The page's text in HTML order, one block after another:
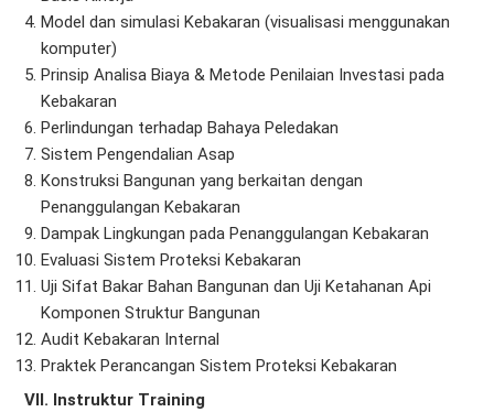
Model dan simulasi Kebakaran (visualisasi menggunakan
komputer)
Prinsip Analisa Biaya & Metode Penilaian Investasi pada
Kebakaran
Perlindungan terhadap Bahaya Peledakan
Sistem Pengendalian Asap
Konstruksi Bangunan yang berkaitan dengan
Penanggulangan Kebakaran
Dampak Lingkungan pada Penanggulangan Kebakaran
Evaluasi Sistem Proteksi Kebakaran
Uji Sifat Bakar Bahan Bangunan dan Uji Ketahanan Api
Komponen Struktur Bangunan
Audit Kebakaran Internal
Praktek Perancangan Sistem Proteksi Kebakaran
VII. Instruktur Training